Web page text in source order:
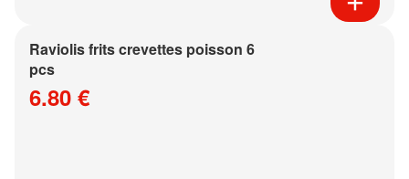
Raviolis frits crevettes poisson 6
pcs
6.80 €